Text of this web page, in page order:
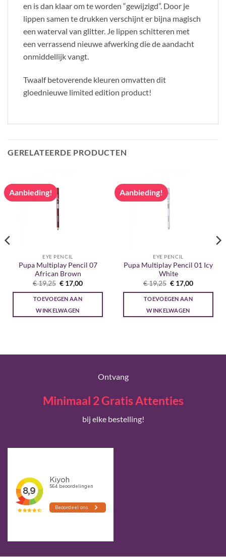
en is dan klaar om te worden “gewijzigd”. Door je
lippen samen te drukken verschijnt er bijna magisch
een waterval van glitter. Je lippen schitteren met
een verrassend nieuwe afwerking die de aandacht
onmiddellijk vangt.
Twaalf betoverende kleuren omvatten dit
gloednieuwe limited edition product!
GERELATEERDE PRODUCTEN
Aanbieding!
EYE PENCIL
Pupa Multiplay Pencil 07
African Brown
€19,25 Oorspronkelijke
prijs
was:
€ 19,25.
€ 17,00Huidige
is:
TOEVOEGEN AAN
WINKELWAGEN
Aanbieding!
EYE PENCIL
Pupa Multiplay Pencil 01 Icy
White
€19,25 Oorspronkelijke
prijs
was:
€ 19,25.
€ 17,00Huidige
is:
TOEVOEGEN AAN
WINKELWAGEN
Ontvang
Minimaal 2 Gratis Attenties
bij elke bestelling!